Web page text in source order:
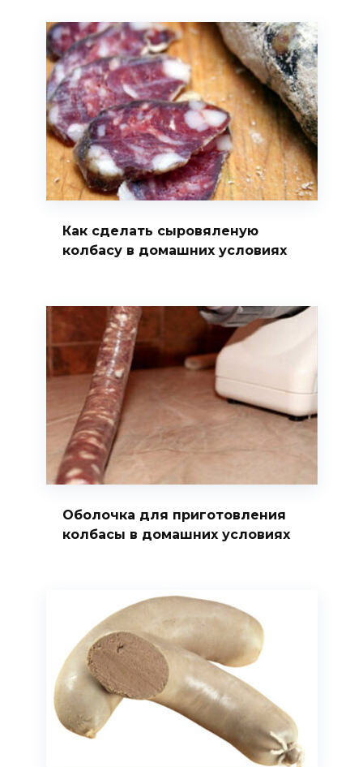
Как сделать сыровяленую
колбасу в домашних условиях
Оболочка для приготовления
колбасы в домашних условиях